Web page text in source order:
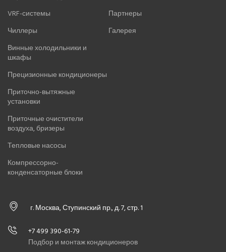
КОМПРЕССОРНО-КОНДЕНСАТОРНЫЕ БЛОКИ
VRF-системы
Чиллеры
Винные холодильники и
шкафы
Прецизионные кондиционеры
Приточно-вытяжные
установки
Приточные очистители
воздуха, бризеры
Тепловые насосы
Компрессорно-
конденсаторные блоки
Партнеры
Галерея
г. Москва, Ступинский пр., д. 7, стр. 1
+7 499 390-61-79
Подбор и монтаж кондиционеров